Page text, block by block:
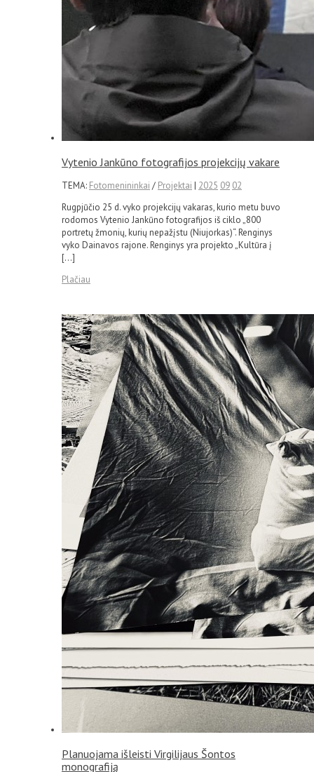
Vytenio Jankūno fotografijos projekcijų vakare
TEMA: Fotomenininkai / Projektai | 2025 09 02
Rugpjūčio 25 d. vyko projekcijų vakaras, kurio metu buvo
rodomos Vytenio Jankūno fotografijos iš ciklo „800
portretų žmonių, kurių nepažįstu (Niujorkas)“. Renginys
vyko Dainavos rajone. Renginys yra projekto „Kultūra į
[…]
Plačiau
Planuojama išleisti Virgilijaus Šontos
monografiją